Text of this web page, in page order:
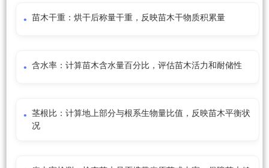
苗木干重：烘干后称量干重，反映苗木干物质积累量
含水率：计算苗木含水量百分比，评估苗木活力和耐储性
茎根比：计算地上部分与根系生物量比值，反映苗木平衡状
况